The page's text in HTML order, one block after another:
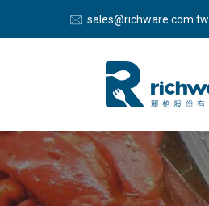
sales@richware.com.tw